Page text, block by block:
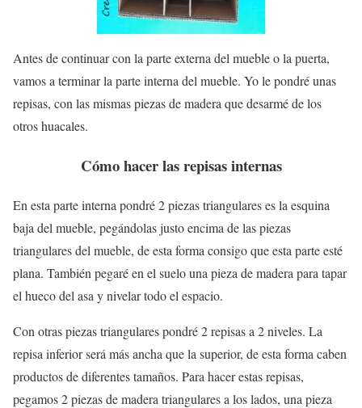
Antes de continuar con la parte externa del mueble o la puerta,
vamos a terminar la parte interna del mueble. Yo le pondré unas
repisas, con las mismas piezas de madera que desarmé de los
otros huacales.
Cómo hacer las repisas internas
En esta parte interna pondré 2 piezas triangulares es la esquina
baja del mueble, pegándolas justo encima de las piezas
triangulares del mueble, de esta forma consigo que esta parte esté
plana. También pegaré en el suelo una pieza de madera para tapar
el hueco del asa y nivelar todo el espacio.
Con otras piezas triangulares pondré 2 repisas a 2 niveles. La
repisa inferior será más ancha que la superior, de esta forma caben
productos de diferentes tamaños. Para hacer estas repisas,
pegamos 2 piezas de madera triangulares a los lados, una pieza